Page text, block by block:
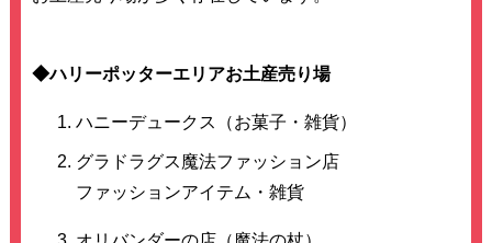
◆ハリーポッターエリアお土産売り場
ハニーデュークス（お菓子・雑貨）
グラドラグス魔法ファッション店
ファッションアイテム・雑貨